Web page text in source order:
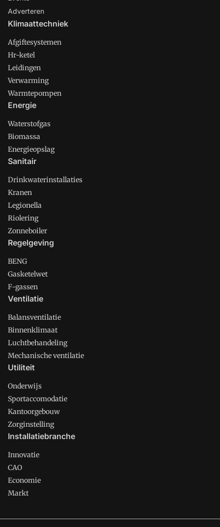
Adverteren
Klimaattechniek
Afgiftesystemen
Hr-ketel
Leidingen
Verwarming
Warmtepompen
Energie
Waterstofgas
Biomassa
Energieopslag
Sanitair
Drinkwaterinstallaties
Kranen
Legionella
Riolering
Zonneboiler
Regelgeving
BENG
Gasketelwet
F-gassen
Ventilatie
Balansventilatie
Binnenklimaat
Luchtbehandeling
Mechanische ventilatie
Utiliteit
Onderwijs
Sportaccomodatie
Kantoorgebouw
Zorginstelling
Installatiebranche
Innovatie
CAO
Economie
Markt